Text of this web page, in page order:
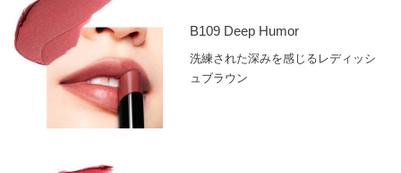
B109 Deep Humor
洗練された深みを感じるレディッシ
ュブラウン